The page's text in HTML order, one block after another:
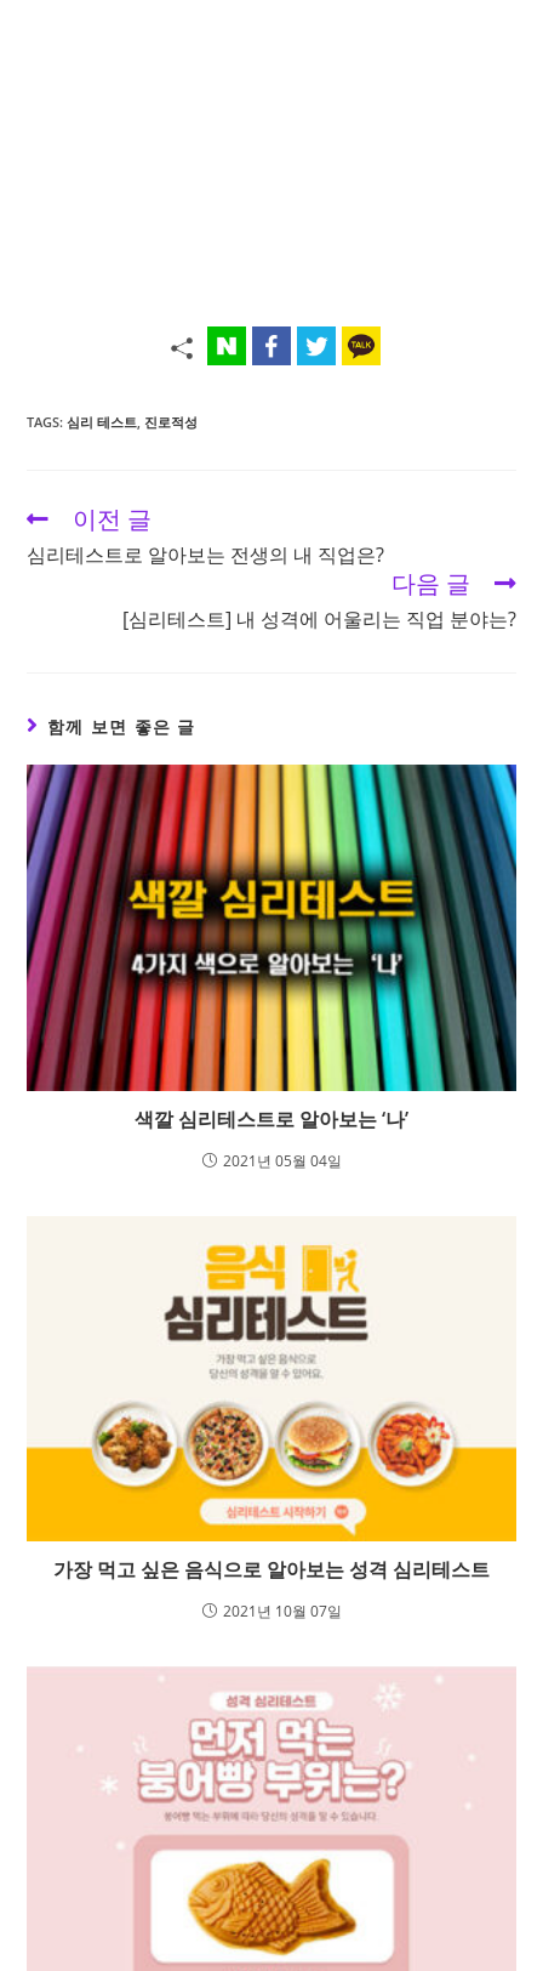
TAGS:심리 테스트 진로적성
Read
articles
이전 글
심리테스트로 알아보는 전생의 내 직업은?
다음 글
[심리테스트] 내 성격에 어울리는 직업 분야는?
함께 보면 좋은 글
색깔 심리테스트로 알아보는 ‘나’
2021년 05월 04일
가장 먹고 싶은 음식으로 알아보는 성격 심리테스트
2021년 10월 07일